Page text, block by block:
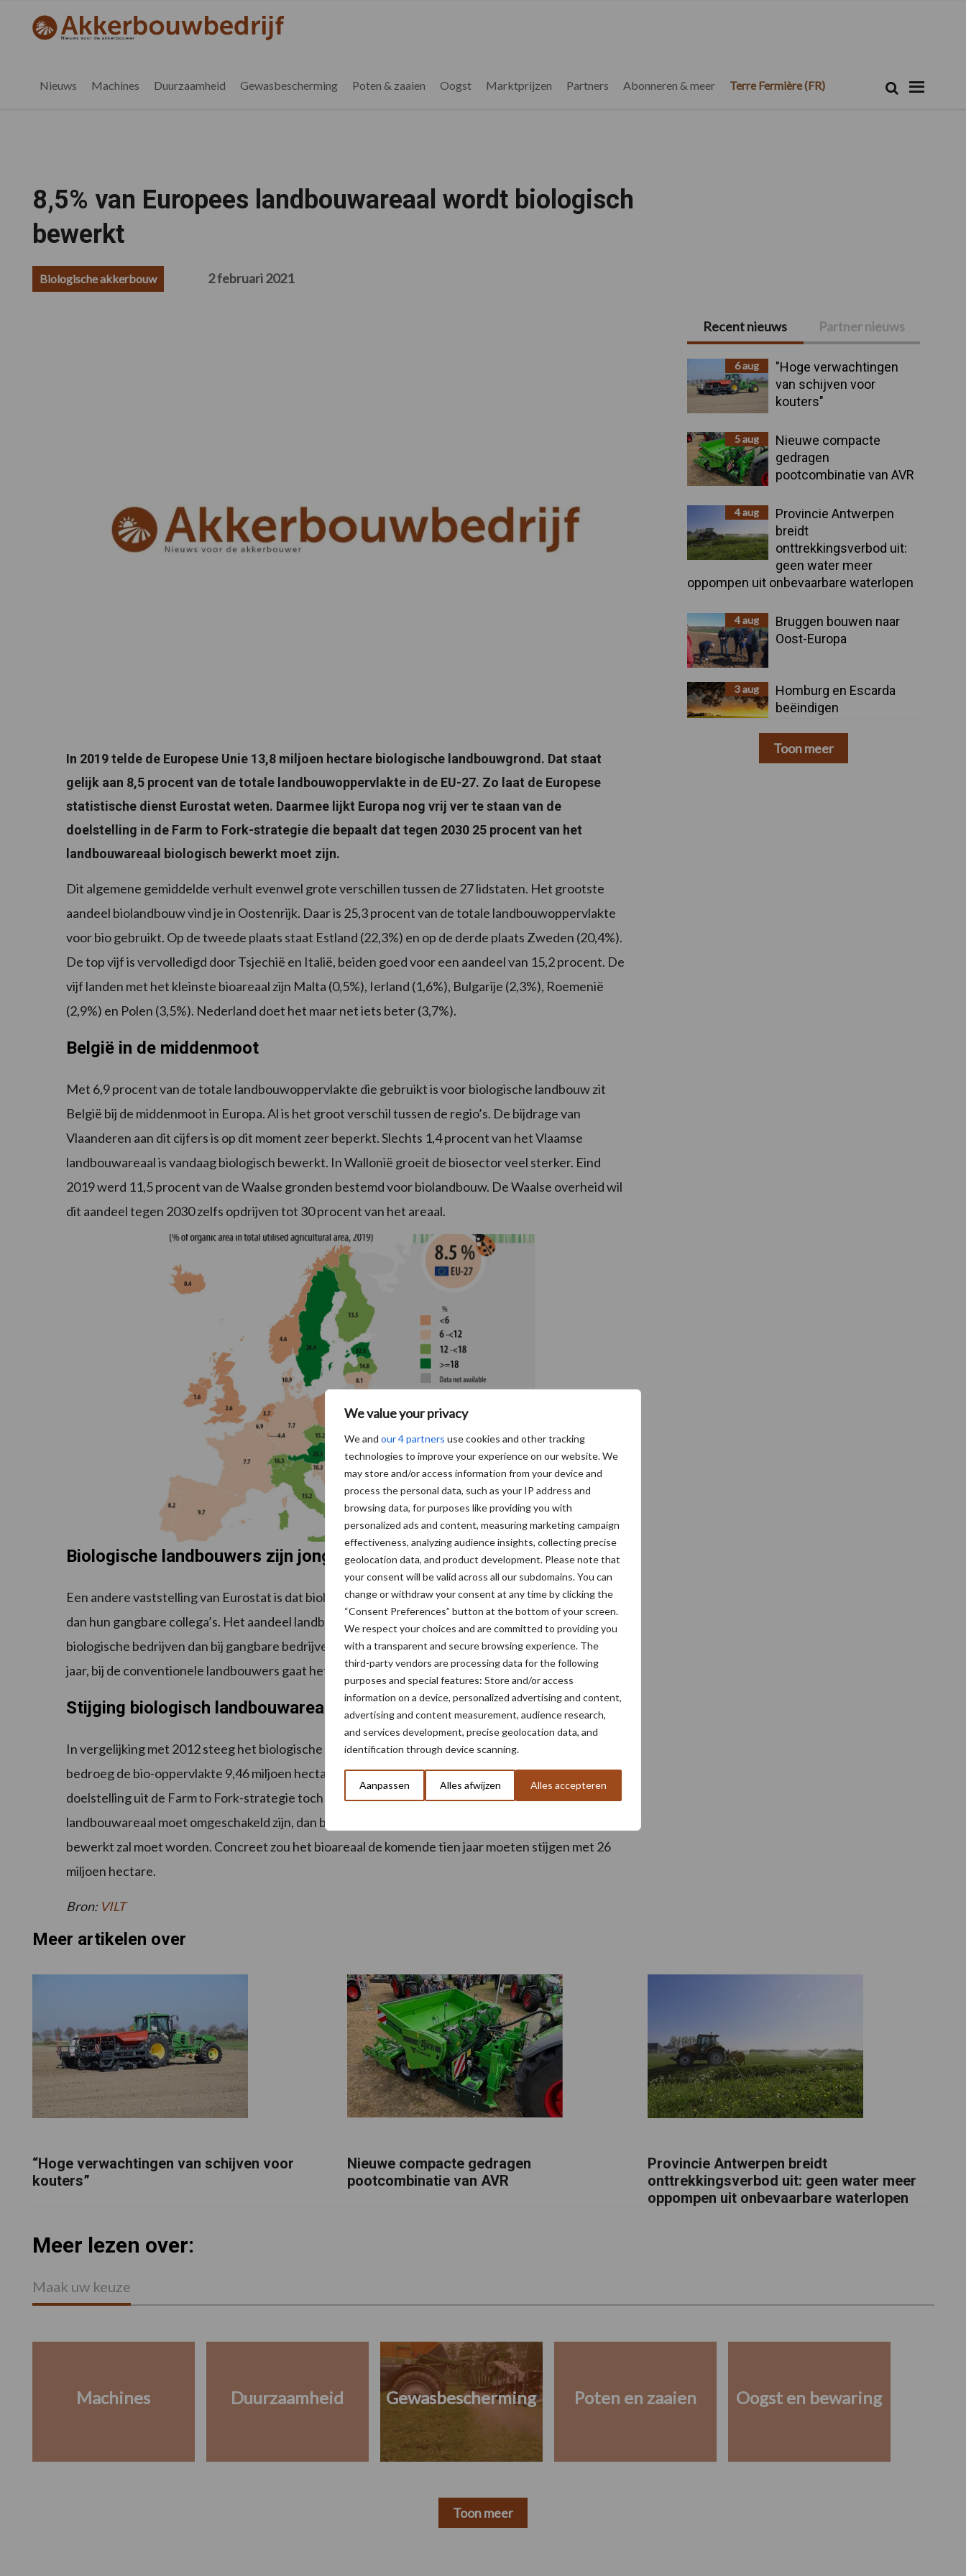
We value your privacy
We and our 4 partners use cookies and other tracking
technologies to improve your experience on our website. We
may store and/or access information from your device and
process the personal data, such as your IP address and
browsing data, for purposes like providing you with
personalized ads and content, measuring marketing campaign
effectiveness, analyzing audience insights, collecting precise
geolocation data, and product development. Please note that
your consent will be valid across all our subdomains. You can
change or withdraw your consent at any time by clicking the
“Consent Preferences” button at the bottom of your screen.
We respect your choices and are committed to providing you
with a transparent and secure browsing experience. The
third-party vendors are processing data for the following
purposes and special features: Store and/or access
information on a device, personalized advertising and content,
advertising and content measurement, audience research,
and services development, precise geolocation data, and
identification through device scanning.
Aanpassen Alles afwijzen Alles accepteren
hoofdnavigatie
eerste
voettekst
akkerbouwbedrijf.be
Nieuws
Nieuws Machines Duurzaamheid Gewasbescherming Poten & zaaien Oogst Marktprijzen Partners Abonneren & meer Terre Fermière (FR) Zoek
8,5% van Europees landbouwareaal wordt biologisch
bewerkt
Biologische akkerbouw 2 februari 2021
In 2019 telde de Europese Unie 13,8 miljoen hectare biologische landbouwgrond. Dat staat
gelijk aan 8,5 procent van de totale landbouwoppervlakte in de EU-27. Zo laat de Europese
statistische dienst Eurostat weten. Daarmee lijkt Europa nog vrij ver te staan van de
doelstelling in de Farm to Fork-strategie die bepaalt dat tegen 2030 25 procent van het
landbouwareaal biologisch bewerkt moet zijn.
Dit algemene gemiddelde verhult evenwel grote verschillen tussen de 27 lidstaten. Het grootste
aandeel biolandbouw vind je in Oostenrijk. Daar is 25,3 procent van de totale landbouwoppervlakte
voor bio gebruikt. Op de tweede plaats staat Estland (22,3%) en op de derde plaats Zweden (20,4%).
De top vijf is vervolledigd door Tsjechië en Italië, beiden goed voor een aandeel van 15,2 procent. De
vijf landen met het kleinste bioareaal zijn Malta (0,5%), Ierland (1,6%), Bulgarije (2,3%), Roemenië
(2,9%) en Polen (3,5%). Nederland doet het maar net iets beter (3,7%).
België in de middenmoot
Met 6,9 procent van de totale landbouwoppervlakte die gebruikt is voor biologische landbouw zit
België bij de middenmoot in Europa. Al is het groot verschil tussen de regio’s. De bijdrage van
Vlaanderen aan dit cijfers is op dit moment zeer beperkt. Slechts 1,4 procent van het Vlaamse
landbouwareaal is vandaag biologisch bewerkt. In Wallonië groeit de biosector veel sterker. Eind
2019 werd 11,5 procent van de Waalse gronden bestemd voor biolandbouw. De Waalse overheid wil
dit aandeel tegen 2030 zelfs opdrijven tot 30 procent van het areaal.
Biologische landbouwers zijn jonger
Een andere vaststelling van Eurostat is dat biologische landbouwers gemiddeld een stuk jonger zijn
dan hun gangbare collega’s. Het aandeel landbouwers jonger dan 40 jaar is twee keer zo groot bij
biologische bedrijven dan bij gangbare bedrijven: ruim één op vijf biolandbouwers is jonger dan 40
jaar, bij de conventionele landbouwers gaat het om één op tien.
Stijging biologisch landbouwareaal
In vergelijking met 2012 steeg het biologische landbouwareaal met bijna 46 procent. In 2012
bedroeg de bio-oppervlakte 9,46 miljoen hectare. Ondanks die forse stijging lijkt de ambitieuze
doelstelling uit de Farm to Fork-strategie toch niet zo evident. Als in 2030 25 procent van het
landbouwareaal moet omgeschakeld zijn, dan betekent dit dat zo’n 40 miljoen hectare biologisch
bewerkt zal moet worden. Concreet zou het bioareaal de komende tien jaar moeten stijgen met 26
miljoen hectare.
Bron: VILT
Primaire
Sidebar
Recent nieuws Partner nieuws
6 aug
"Hoge verwachtingen
van schijven voor
kouters"
5 aug
Nieuwe compacte
gedragen
pootcombinatie van AVR
4 aug
Provincie Antwerpen
breidt
onttrekkingsverbod uit:
geen water meer
oppompen uit onbevaarbare waterlopen
4 aug
Bruggen bouwen naar
Oost-Europa
3 aug
Homburg en Escarda
beëindigen
Toon meer
Meer artikelen over
“Hoge verwachtingen van schijven voor
kouters”
Nieuwe compacte gedragen
pootcombinatie van AVR
Provincie Antwerpen breidt
onttrekkingsverbod uit: geen water meer
oppompen uit onbevaarbare waterlopen
Meer lezen over:
Maak uw keuze
Machines Duurzaamheid Gewasbescherming Poten en zaaien Oogst en bewaring
Toon meer